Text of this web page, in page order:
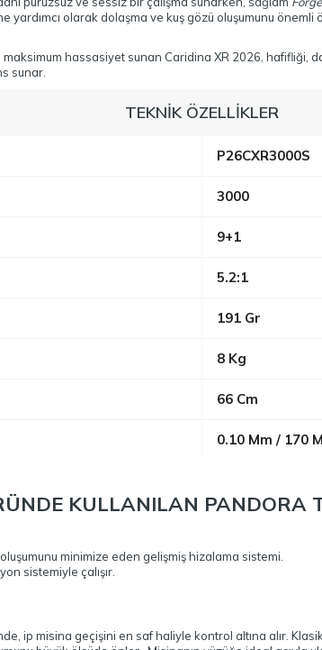
olarak dolaşma ve kuş gözü oluşumunu önemli
hassasiyet sunan Caridina XR 2026, hafifliği,
sunar.
TEKNİK ÖZELLİKLER
P26CXR3000S
3000
9+1
5.2:1
191 Gr
8 Kg
66 Cm
0.10 Mm / 170
KULLANILAN PANDORA
minimize eden gelişmiş hizalama sistemi.
sistemiyle çalışır.
ip misina geçişini en saf haliyle kontrol altına alır.